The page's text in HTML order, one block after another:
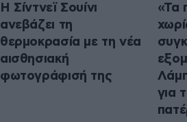
Η Σίντνεϊ Σουίνι
ανεβάζει τη
θερμοκρασία με τη νέα
αισθησιακή
φωτογράφισή της
«Τα
για